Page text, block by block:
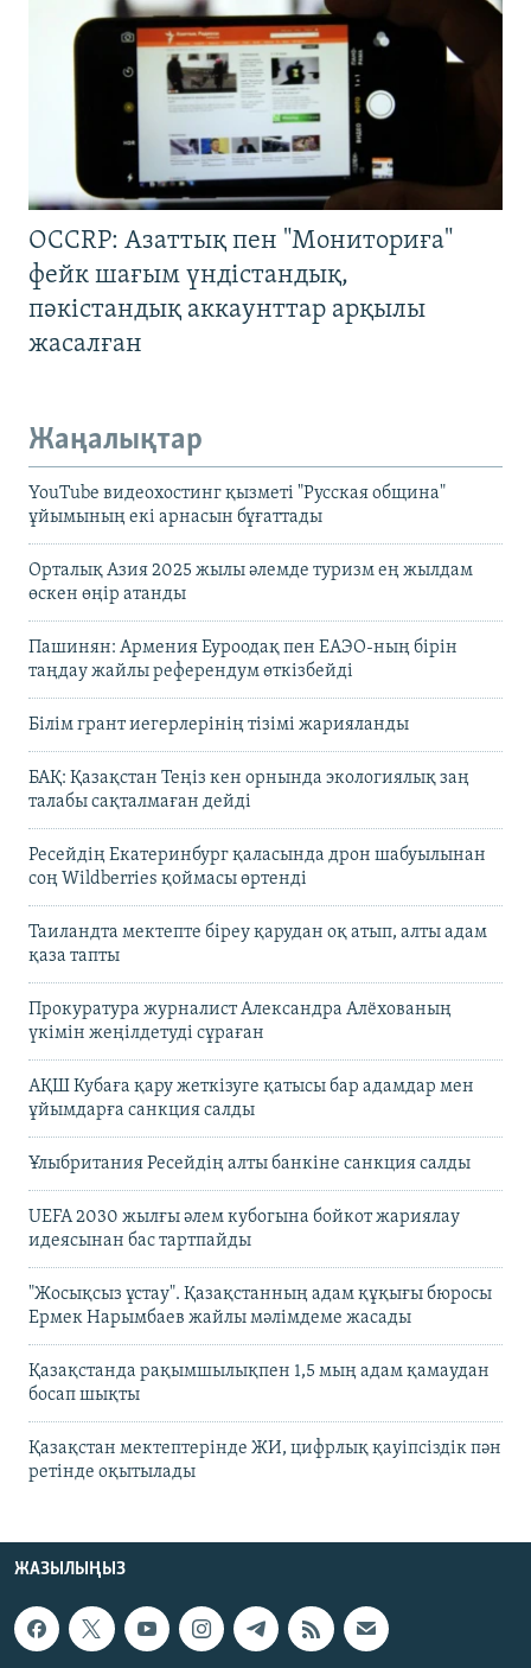
OCCRP: Азаттық пен "Мониториға"
фейк шағым үндістандық,
пәкістандық аккаунттар арқылы
жасалған
Жаңалықтар
YouTube видеохостинг қызметі "Русская община"
ұйымының екі арнасын бұғаттады
Орталық Азия 2025 жылы әлемде туризм ең жылдам
өскен өңір атанды
Пашинян: Армения Еуроодақ пен ЕАЭО-ның бірін
таңдау жайлы референдум өткізбейді
Білім грант иегерлерінің тізімі жарияланды
БАҚ: Қазақстан Теңіз кен орнында экологиялық заң
талабы сақталмаған дейді
Ресейдің Екатеринбург қаласында дрон шабуылынан
соң Wildberries қоймасы өртенді
Таиландта мектепте біреу қарудан оқ атып, алты адам
қаза тапты
Прокуратура журналист Александра Алёхованың
үкімін жеңілдетуді сұраған
АҚШ Кубаға қару жеткізуге қатысы бар адамдар мен
ұйымдарға санкция салды
Ұлыбритания Ресейдің алты банкіне санкция салды
UEFA 2030 жылғы әлем кубогына бойкот жариялау
идеясынан бас тартпайды
"Жосықсыз ұстау". Қазақстанның адам құқығы бюросы
Ермек Нарымбаев жайлы мәлімдеме жасады
Қазақстанда рақымшылықпен 1,5 мың адам қамаудан
босап шықты
Қазақстан мектептерінде ЖИ, цифрлық қауіпсіздік пән
ретінде оқытылады
ЖАЗЫЛЫҢЫЗ